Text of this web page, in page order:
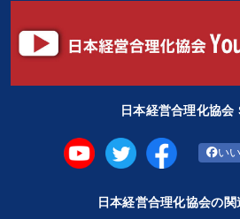
日本経営合理化協会
い
日本経営合理化協会の関